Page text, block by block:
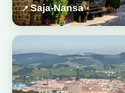
Saja-Nansa